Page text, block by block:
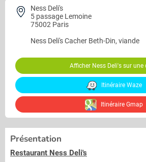
Ness Deli's
5 passage Lemoine
75002 Paris
Ness Deli'sCacher Beth-Din, viande
Afficher Ness Deli's sur une
Itinéraire Waze
Itinéraire Gmap
Présentation
Restaurant Ness Deli's